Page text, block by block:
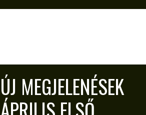
ÁPR 6, 2010
ÚJ MEGJELENÉSEK